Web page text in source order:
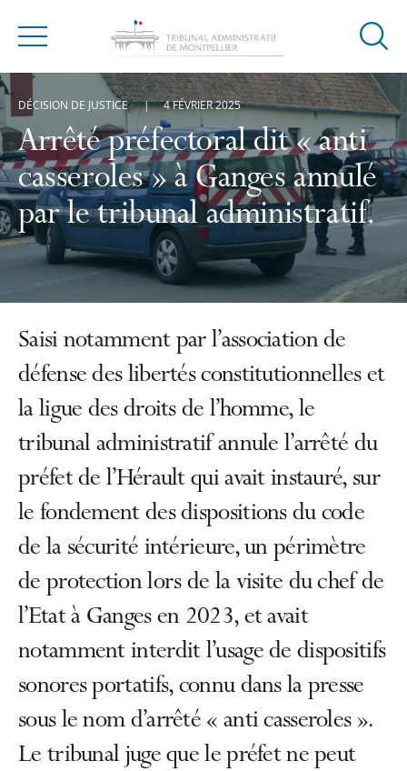
Menu
Ouvrir
de
Arrêté préfectoral dit « anti
casseroles » à Ganges annulé
par le tribunal administratif.
DÉCISION DE JUSTICE 4 FÉVRIER 2025
Saisi notamment par l’association de
défense des libertés constitutionnelles et
la ligue des droits de l’homme, le
tribunal administratif annule l’arrêté du
préfet de l’Hérault qui avait instauré, sur
le fondement des dispositions du code
de la sécurité intérieure, un périmètre
de protection lors de la visite du chef de
l’Etat à Ganges en 2023, et avait
notamment interdit l’usage de dispositifs
sonores portatifs, connu dans la presse
sous le nom d’arrêté « anti casseroles ».
Le tribunal juge que le préfet ne peut